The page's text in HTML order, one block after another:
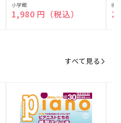
販
売
小学館
通常価格
1,980 円（税込）
販
売
㈱
すべて見る